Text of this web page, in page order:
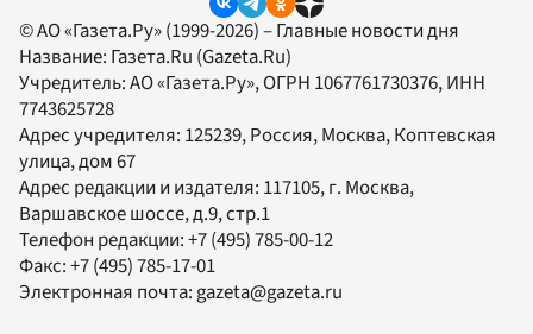
© АО «Газета.Ру» (1999-2026) – Главные новости дня
Название: Газета.Ru (Gazeta.Ru)
Учредитель:АО «Газета.Ру», ОГРН 1067761730376, ИНН
7743625728
Адрес учредителя: 125239, Россия, Москва, Коптевская
улица, дом 67
Адрес редакции и издателя: 117105, г. Москва,
Варшавское шоссе, д.9, стр.1
Телефон редакции:+7 (495) 785-00-12
Факс:+7 (495) 785-17-01
Электронная почта:gazeta@gazeta.ru